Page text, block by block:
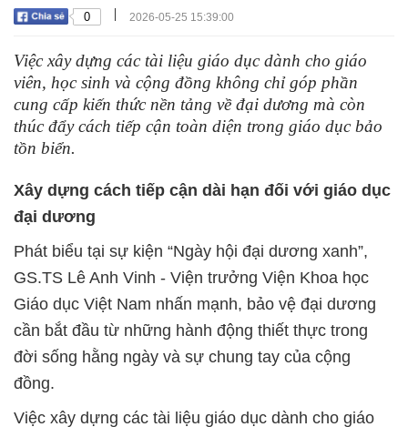
0 | 2026-05-25 15:39:00
Việc xây dựng các tài liệu giáo dục dành cho giáo
viên, học sinh và cộng đồng không chỉ góp phần
cung cấp kiến thức nền tảng về đại dương mà còn
thúc đẩy cách tiếp cận toàn diện trong giáo dục bảo
tồn biển.
Xây dựng cách tiếp cận dài hạn đối với giáo dục
đại dương
Phát biểu tại sự kiện “Ngày hội đại dương xanh”,
GS.TS Lê Anh Vinh - Viện trưởng Viện Khoa học
Giáo dục Việt Nam nhấn mạnh, bảo vệ đại dương
cần bắt đầu từ những hành động thiết thực trong
đời sống hằng ngày và sự chung tay của cộng
đồng.
Việc xây dựng các tài liệu giáo dục dành cho giáo